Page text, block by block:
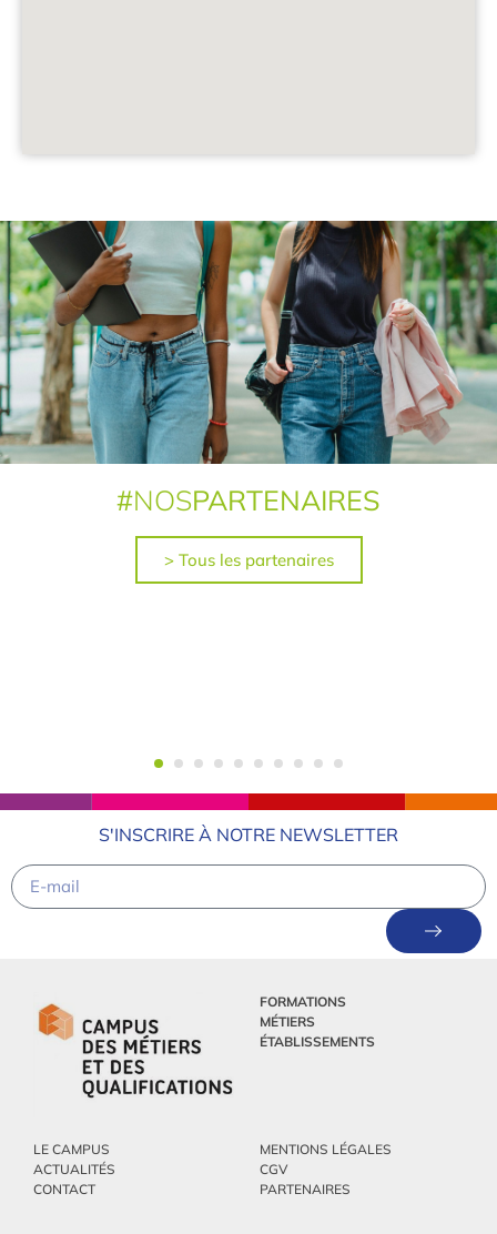
#NOSPARTENAIRES
> Tous les partenaires
S'INSCRIRE À NOTRE NEWSLETTER
FORMATIONS
MÉTIERS
ÉTABLISSEMENTS
LE CAMPUS
ACTUALITÉS
CONTACT
MENTIONS LÉGALES
CGV
PARTENAIRES